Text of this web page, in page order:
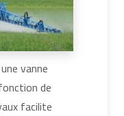
vanne
de
facilite